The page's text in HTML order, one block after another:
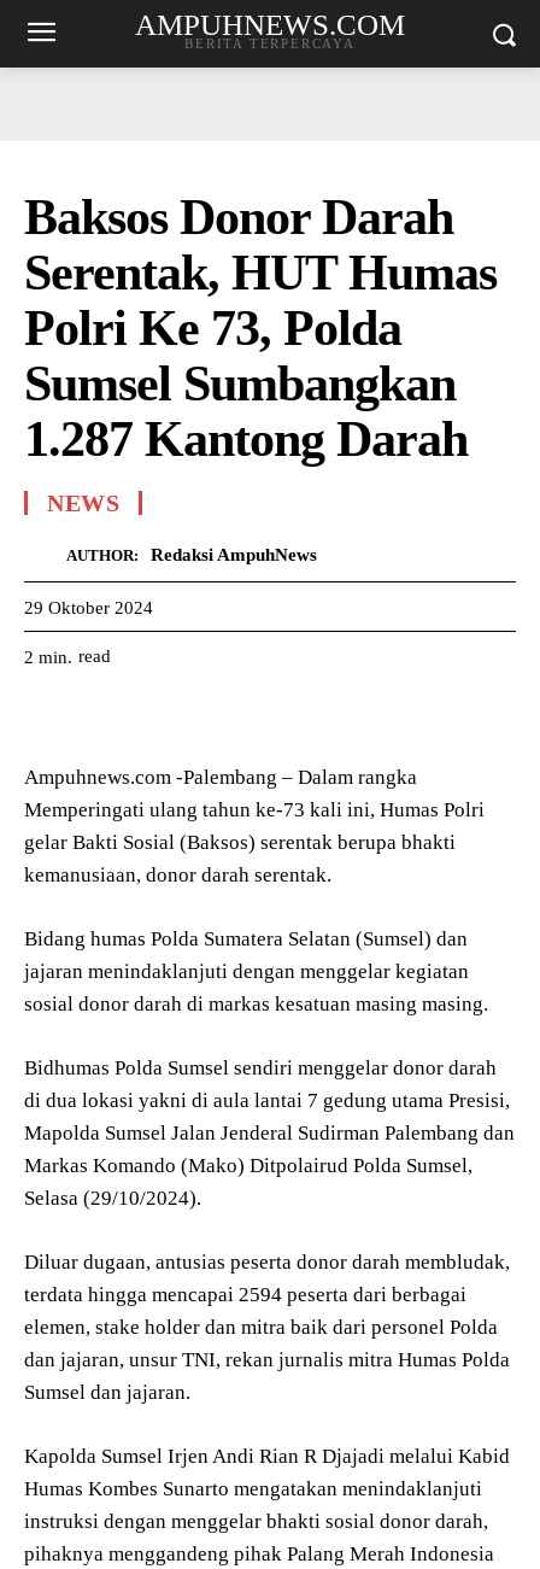
AMPUHNEWS.COM
BERITA TERPERCAYA
Baksos Donor Darah
Serentak, HUT Humas
Polri Ke 73, Polda
Sumsel Sumbangkan
1.287 Kantong Darah
NEWS
AUTHOR: Redaksi AmpuhNews
29 Oktober 2024
2 min. read
Ampuhnews.com -Palembang – Dalam rangka
Memperingati ulang tahun ke-73 kali ini, Humas Polri
gelar Bakti Sosial (Baksos) serentak berupa bhakti
kemanusiaan, donor darah serentak.
Bidang humas Polda Sumatera Selatan (Sumsel) dan
jajaran menindaklanjuti dengan menggelar kegiatan
sosial donor darah di markas kesatuan masing masing.
Bidhumas Polda Sumsel sendiri menggelar donor darah
di dua lokasi yakni di aula lantai 7 gedung utama Presisi,
Mapolda Sumsel Jalan Jenderal Sudirman Palembang dan
Markas Komando (Mako) Ditpolairud Polda Sumsel,
Selasa (29/10/2024).
Diluar dugaan, antusias peserta donor darah membludak,
terdata hingga mencapai 2594 peserta dari berbagai
elemen, stake holder dan mitra baik dari personel Polda
dan jajaran, unsur TNI, rekan jurnalis mitra Humas Polda
Sumsel dan jajaran.
Kapolda Sumsel Irjen Andi Rian R Djajadi melalui Kabid
Humas Kombes Sunarto mengatakan menindaklanjuti
instruksi dengan menggelar bhakti sosial donor darah,
pihaknya menggandeng pihak Palang Merah Indonesia